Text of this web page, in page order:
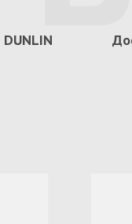
DUNLIN